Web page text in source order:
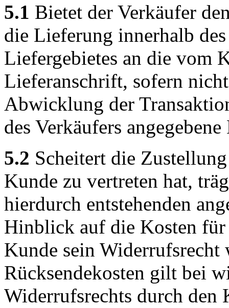
5.1 Bietet der Verkäufer
die Lieferung innerhalb
Liefergebietes an die vom
Lieferanschrift, sofern
Abwicklung der
des Verkäufers
5.2 Scheitert die
Kunde zu vertreten hat,
hierdurch entstehenden
Hinblick auf die Kosten
Kunde sein Widerrufsrecht
Rücksendekosten gilt bei
Widerrufsrechts durch den